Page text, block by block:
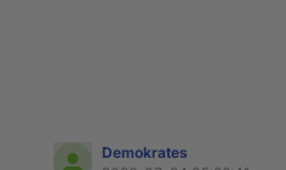
Demokrates